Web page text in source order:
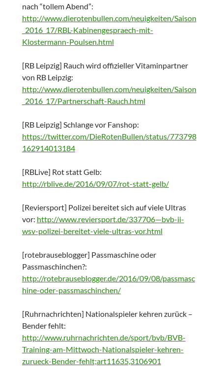
nach “tollem Abend”:
http://www.dierotenbullen.com/neuigkeiten/Saison
_2016_17/RBL-Kabinengespraech-mit-
Klostermann-Poulsen.html
[RB Leipzig] Rauch wird offizieller Vitaminpartner
von RB Leipzig:
http://www.dierotenbullen.com/neuigkeiten/Saison
_2016_17/Partnerschaft-Rauch.html
[RB Leipzig] Schlange vor Fanshop:
https://twitter.com/DieRotenBullen/status/773798
162914013184
[RBLive] Rot statt Gelb:
http://rblive.de/2016/09/07/rot-statt-gelb/
[Reviersport] Polizei bereitet sich auf viele Ultras
vor: http://www.reviersport.de/337706—bvb-ii-
wsv-polizei-bereitet-viele-ultras-vor.html
[rotebrauseblogger] Passmaschine oder
Passmaschinchen?:
http://rotebrauseblogger.de/2016/09/08/passmasc
hine-oder-passmaschinchen/
[Ruhrnachrichten] Nationalspieler kehren zurück –
Bender fehlt:
http://www.ruhrnachrichten.de/sport/bvb/BVB-
Training-am-Mittwoch-Nationalspieler-kehren-
zurueck-Bender-fehlt;art11635,3106901